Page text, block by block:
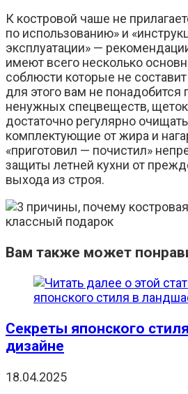
К костровой чаше не
по использованию» и
эксплуатации» —
имеют всего несколько
соблюсти которые не
для этого вам не понадобится
ненужных спецвеществ,
достаточно регулярно
комплектующие от жира и
«приготовил — почистил»
защиты летней кухни от
выхода из строя.
Вам также может
Секреты японского
дизайне
18.04.2025